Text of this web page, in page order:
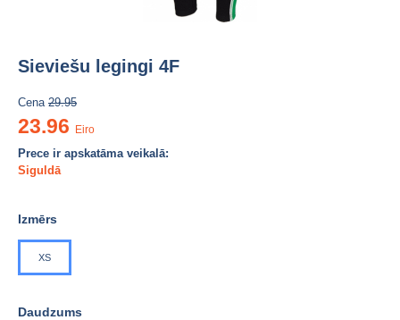
Sieviešu legingi 4F
Cena 29.95
23.96 Eiro
Prece ir apskatāma veikalā:
Siguldā
Izmērs
XS
Daudzums